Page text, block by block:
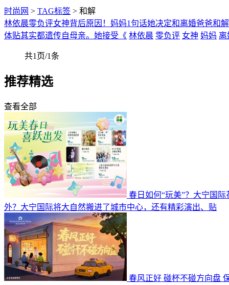
时尚网 > TAG标签 > 和解
林依晨零负评女神背后原因！妈妈1句话她决定和离婚爸爸和解
体贴其实都遗传自母亲。她接受《 林依晨 零负评 女神 妈妈 离
共1页/1条
推荐精选
查看全部
春日如何“玩美”？大宁国
外？大宁国际将大自然搬进了城市中心，还有精彩演出、贴
春风正好 碰杯不碰方向盘